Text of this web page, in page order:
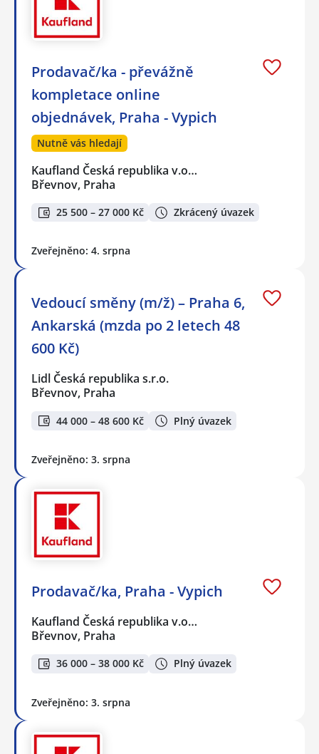
Prodavač/ka - převážně
kompletace online
objednávek, Praha - Vypich
Nutně vás hledají
Kaufland Česká republika v.o…
Břevnov, Praha
25 500 – 27 000 Kč Zkrácený úvazek
Zveřejněno: 4. srpna
Vedoucí směny (m/ž) – Praha 6,
Ankarská (mzda po 2 letech 48
600 Kč)
Lidl Česká republika s.r.o.
Břevnov, Praha
44 000 – 48 600 Kč Plný úvazek
Zveřejněno: 3. srpna
Prodavač/ka, Praha - Vypich
Kaufland Česká republika v.o…
Břevnov, Praha
36 000 – 38 000 Kč Plný úvazek
Zveřejněno: 3. srpna